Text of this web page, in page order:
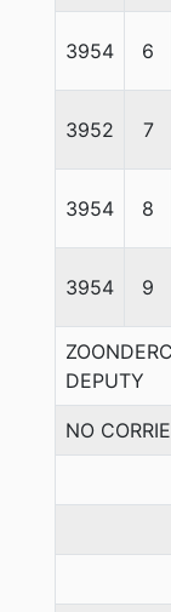
3954 6
3952 7
3954 8
3954 9
DEPUTY
NO